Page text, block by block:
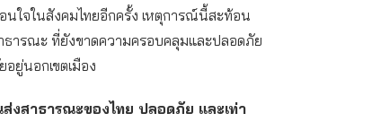
นใจในสังคมไทยอีกครั้ง เหตุการณ์นี้สะท้อน
ธารณะ ที่ยังขาดความครอบคลุมและปลอดภัย
ยู่นอกเขตเมือง
งสาธารณะของไทย ปลอดภัย และเท่า